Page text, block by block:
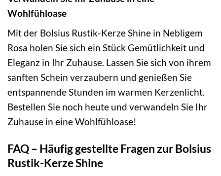
Wohlfühloase
Mit der Bolsius Rustik-Kerze Shine in Nebligem
Rosa holen Sie sich ein Stück Gemütlichkeit und
Eleganz in Ihr Zuhause. Lassen Sie sich von ihrem
sanften Schein verzaubern und genießen Sie
entspannende Stunden im warmen Kerzenlicht.
Bestellen Sie noch heute und verwandeln Sie Ihr
Zuhause in eine Wohlfühloase!
FAQ – Häufig gestellte Fragen zur Bolsius
Rustik-Kerze Shine